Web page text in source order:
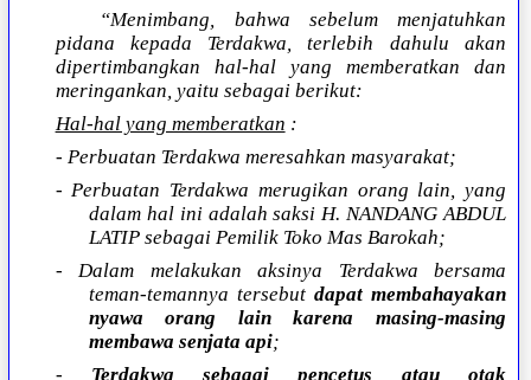
“Menimbang, bahwa sebelum menjatuhkan
pidana kepada Terdakwa, terlebih dahulu akan
dipertimbangkan hal-hal yang memberatkan dan
meringankan, yaitu sebagai berikut:
Hal-hal yang memberatkan :
- Perbuatan Terdakwa meresahkan masyarakat;
- Perbuatan Terdakwa merugikan orang lain, yang
dalam hal ini adalah saksi H. NANDANG ABDUL
LATIP sebagai Pemilik Toko Mas Barokah;
- Dalam melakukan aksinya Terdakwa bersama
teman-temannya tersebut dapat membahayakan
nyawa orang lain karena masing-masing
membawa senjata api;
- Terdakwa sebagai pencetus atau otak